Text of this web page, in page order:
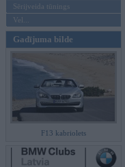
Sērijveida tūnings
Vel...
Gadījuma bilde
F13 kabriolets